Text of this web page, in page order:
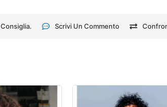
Consiglia. Scrivi Un Commento